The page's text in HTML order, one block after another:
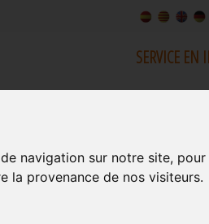
navigation sur notre site,
la provenance de nos visiteurs.
SERVICE EN